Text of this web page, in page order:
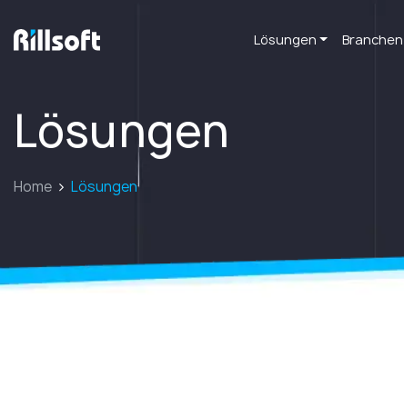
Lösungen Branchen
Lösungen
Home Lösungen